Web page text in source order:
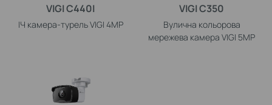
VIGI C440I
ІЧ камера-турель VIGI 4MP
VIGI C350
Вулична кольорова
мережева камера VIGI 5MP